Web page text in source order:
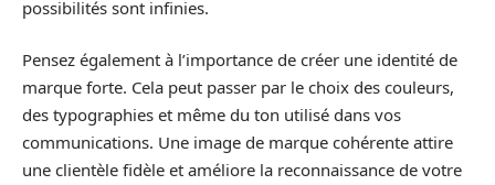
possibilités sont infinies.
Pensez également à l’importance de créer une identité de
marque forte. Cela peut passer par le choix des couleurs,
des typographies et même du ton utilisé dans vos
communications. Une image de marque cohérente attire
une clientèle fidèle et améliore la reconnaissance de votre